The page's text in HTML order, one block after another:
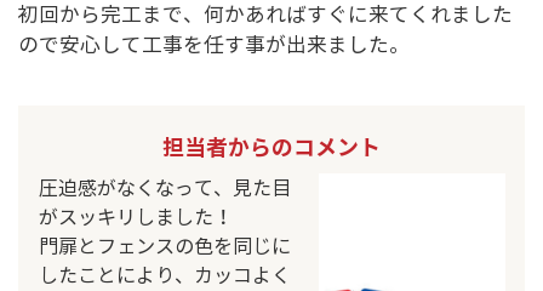
初回から完工まで、何かあればすぐに来てくれました
ので安心して工事を任す事が出来ました。
担当者からのコメント
圧迫感がなくなって、見た目
がスッキリしました！
門扉とフェンスの色を同じに
したことにより、カッコよく